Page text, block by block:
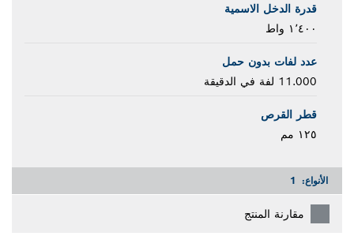
قدرة الدخل الاسمية
١٬٤٠٠ واط
عدد لفات بدون حمل
11.000 لفة في الدقيقة
قطر القرص
١٢٥ مم
الأنواع: 1
مقارنة المنتج